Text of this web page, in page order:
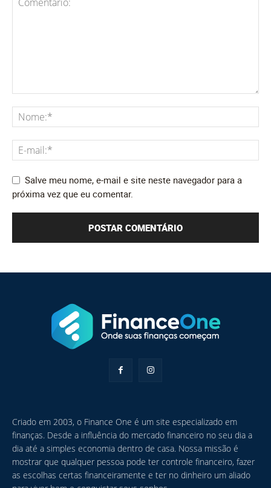
Salve meu nome, e-mail e site neste navegador para a
próxima vez que eu comentar.
Criado em 2003, o Finance One é um site especializado em
finanças. Desde a influência do mercado financeiro no seu dia a
dia até a simples economia dentro de casa. Nossa missão é
mostrar que qualquer pessoa pode ter controle financeiro, fazer
as escolhas certas financeiramente e ter no dinheiro um aliado